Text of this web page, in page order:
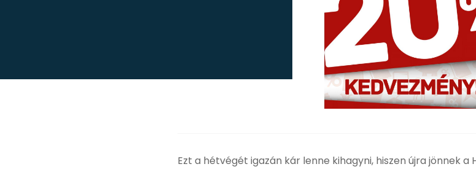
Ezt a hétvégét igazán kár lenne kihagyni, hiszen újra jönnek a